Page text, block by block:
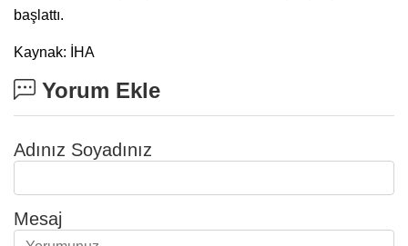
başlattı.
Kaynak: İHA
Yorum Ekle
Adınız Soyadınız
Mesaj